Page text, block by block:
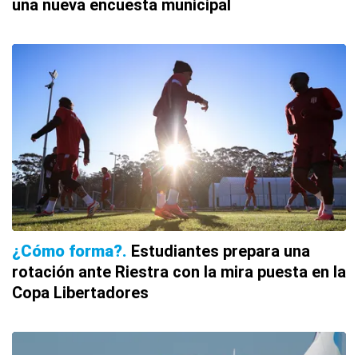
una nueva encuesta municipal
¿Cómo forma? Estudiantes prepara una
rotación ante Riestra con la mira puesta en la
Copa Libertadores